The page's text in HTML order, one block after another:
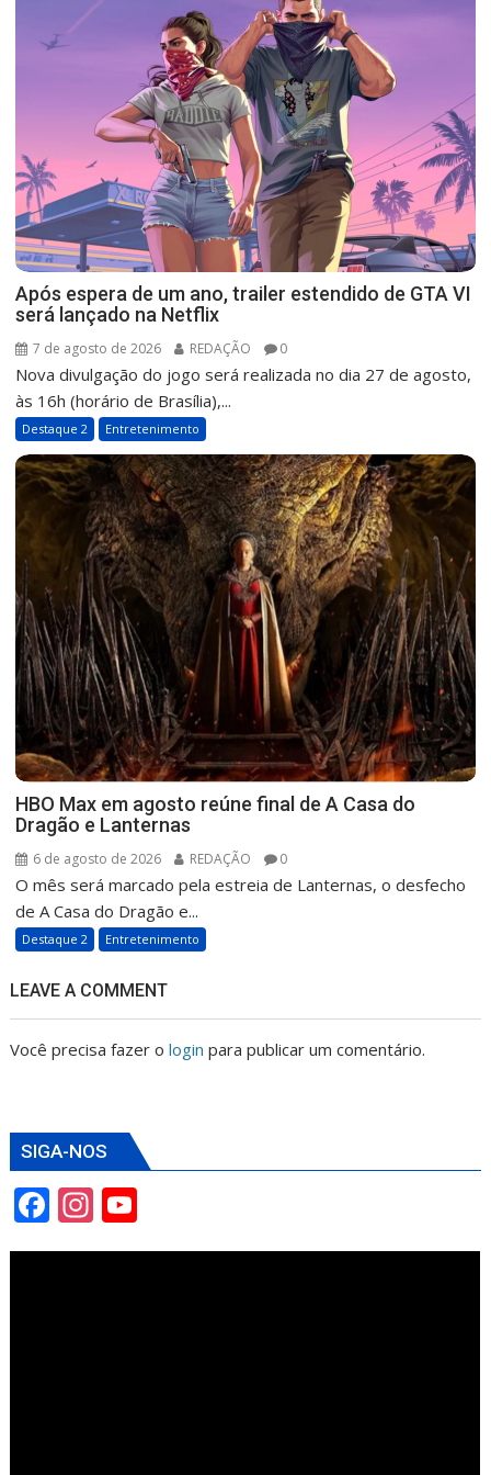
Após espera de um ano, trailer estendido de GTA VI
será lançado na Netflix
7 de agosto de 2026 REDAÇÃO 0
Nova divulgação do jogo será realizada no dia 27 de agosto,
às 16h (horário de Brasília),...
Destaque 2 Entretenimento
HBO Max em agosto reúne final de A Casa do
Dragão e Lanternas
6 de agosto de 2026 REDAÇÃO 0
O mês será marcado pela estreia de Lanternas, o desfecho
de A Casa do Dragão e...
Destaque 2 Entretenimento
LEAVE A COMMENT
Você precisa fazer ologin para publicar um comentário.
SIGA-NOS
F
ac
In
st o